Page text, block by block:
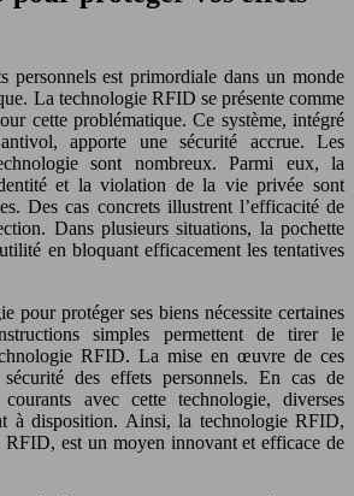
personnels est primordiale dans un monde
La technologie RFID se présente comme
cette problématique. Ce système, intégré
apporte une sécurité accrue. Les
sont nombreux. Parmi eux, la
et la violation de la vie privée sont
Des cas concrets illustrent l’efficacité de
Dans plusieurs situations, la pochette
en bloquant efficacement les tentatives
pour protéger ses biens nécessite certaines
simples permettent de tirer le
RFID. La mise en œuvre de ces
des effets personnels. En cas de
courants avec cette technologie, diverses
à disposition. Ainsi, la technologie RFID,
RFID, est un moyen innovant et efficace de